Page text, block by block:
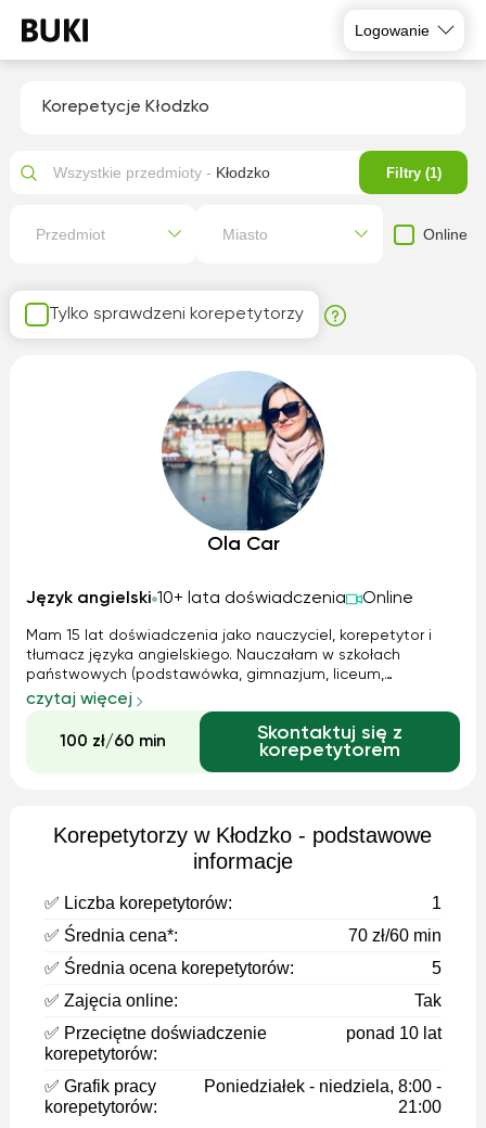
Logowanie
Korepetycje Kłodzko
Tylko sprawdzeni korepetytorzy
Ola Car
Język angielski 10+ lata doświadczenia Online
Mam 15 lat doświadczenia jako nauczyciel, korepetytor i
tłumacz języka angielskiego. Nauczałam w szkołach
państwowych (podstawówka, gimnazjum, liceum,
technikum). Jestem absolwentką Uniwersytetu
Warszawskiego. Uzyskałam międzynarodowy certyfikat TEFL.
Jestem również autorem materiałów edukacyjnych d...
czytaj więcej
100 zł/60 min
Skontaktuj się z
korepetytorem
Korepetytorzy w Kłodzko - podstawowe
informacje
✅ Liczba korepetytorów:
1
✅ Średnia cena*:
70 zł/60 min
✅ Średnia ocena korepetytorów:
5
✅ Zajęcia online:
Tak
✅ Przeciętne doświadczenie
korepetytorów:
ponad 10 lat
✅ Grafik pracy
korepetytorów:
Poniedziałek - niedziela, 8:00 -
21:00
Wszystkie przedmioty - Kłodzko Filtry (1)
Przedmiot Miasto Online